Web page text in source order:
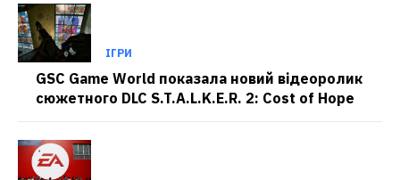
ІГРИ
GSC Game World показала новий відеоролик
сюжетного DLC S.T.A.L.K.E.R. 2: Cost of Hope